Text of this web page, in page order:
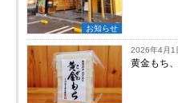
お知らせ
2026年4月1
黄金もち